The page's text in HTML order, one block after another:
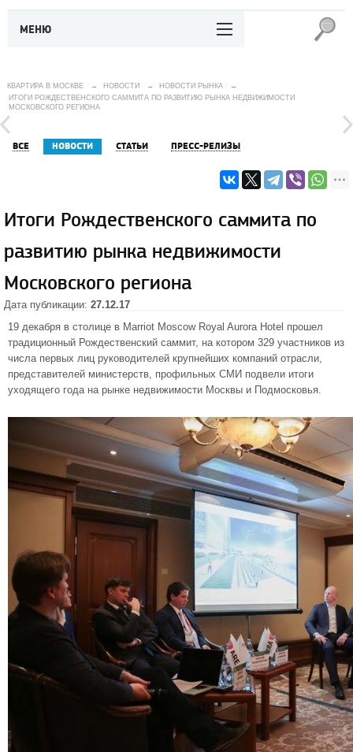
МЕНЮ
КВАРТИРА В МОСКВЕ → НОВОСТИ → НОВОСТИ РЫНКА
→
ИТОГИ РОЖДЕСТВЕНСКОГО САММИТА ПО РАЗВИТИЮ РЫНКА НЕДВИЖИМОСТИ
МОСКОВСКОГО РЕГИОНА
ВСЕ НОВОСТИ СТАТЬИ ПРЕСС-РЕЛИЗЫ
Итоги Рождественского саммита по
развитию рынка недвижимости
Московского региона
Дата публикации: 27.12.17
19 декабря в столице в Marriot Moscow Royal Aurora Hotel прошел
традиционный Рождественский саммит, на котором 329 участников из
числа первых лиц руководителей крупнейших компаний отрасли,
представителей министерств, профильных СМИ подвели итоги
уходящего года на рынке недвижимости Москвы и Подмосковья.